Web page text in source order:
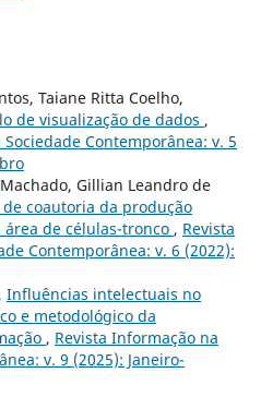
Taiane Ritta Coelho,
de visualização de dados ,
Contemporânea: v. 5
Gillian Leandro de
de coautoria da produção
de células-tronco , Revista
Contemporânea: v. 6 (2022):
Influências intelectuais no
e metodológico da
, Revista Informação na
v. 9 (2025): Janeiro-